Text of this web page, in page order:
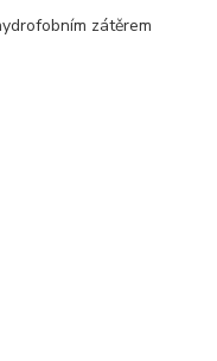
zátěrem